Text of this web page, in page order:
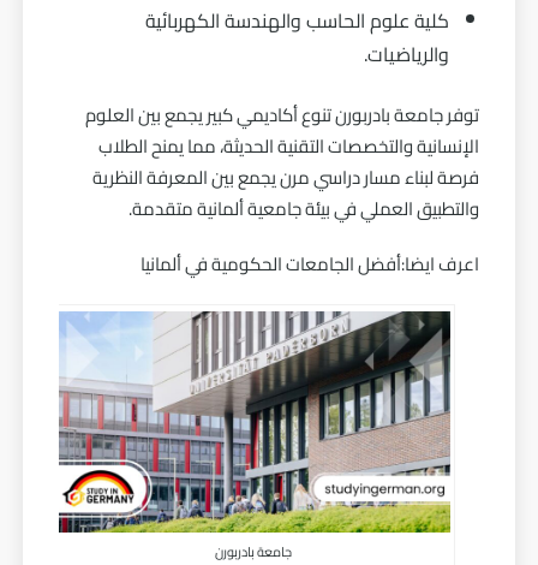
كلية علوم الحاسب والهندسة الكهربائية
والرياضيات.
توفر جامعة بادربورن تنوع أكاديمي كبير يجمع بين العلوم
الإنسانية والتخصصات التقنية الحديثة، مما يمنح الطلاب
فرصة لبناء مسار دراسي مرن يجمع بين المعرفة النظرية
والتطبيق العملي في بيئة جامعية ألمانية متقدمة.
اعرف ايضا:أفضل الجامعات الحكومية في ألمانيا
جامعة بادربورن